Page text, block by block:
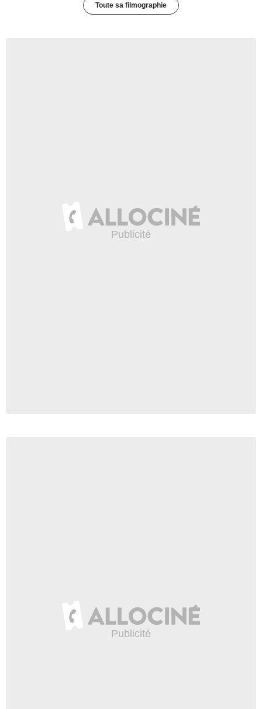
Toute sa filmographie